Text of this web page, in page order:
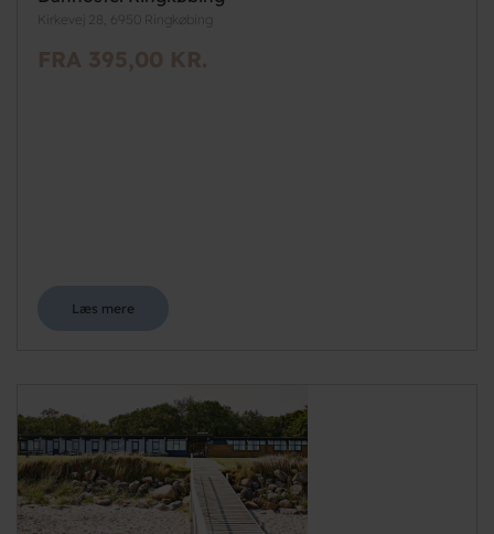
Kirkevej 28, 6950 Ringkøbing
FRA 395,00 KR.
Læs mere